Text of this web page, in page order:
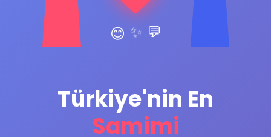
😊 ✨ 💬
Türkiye'nin En
Samimi